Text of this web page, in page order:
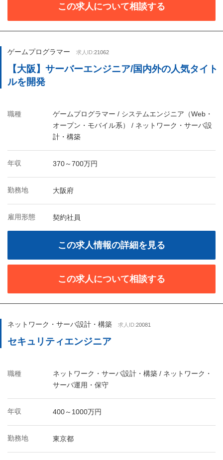
この求人について相談する
ゲームプログラマー 求人ID:21062
【大阪】サーバーエンジニア/国内外の人気タイト
ルを開発
職種
ゲームプログラマー / システムエンジニア（Web・
オープン・モバイル系） / ネットワーク・サーバ設
計・構築
年収 370～700万円
勤務地 大阪府
雇用形態 契約社員
この求人情報の詳細を見る
この求人について相談する
ネットワーク・サーバ設計・構築 求人ID:20081
セキュリティエンジニア
職種
ネットワーク・サーバ設計・構築 / ネットワーク・
サーバ運用・保守
年収 400～1000万円
勤務地 東京都